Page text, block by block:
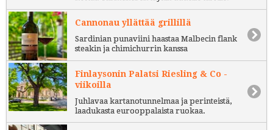
Cannonau yllättää grillillä
Sardinian punaviini haastaa Malbecin flank
steakin ja chimichurrin kanssa
Finlaysonin Palatsi Riesling & Co -
viikoilla
Juhlavaa kartanotunnelmaa ja perinteistä,
laadukasta eurooppalaista ruokaa.